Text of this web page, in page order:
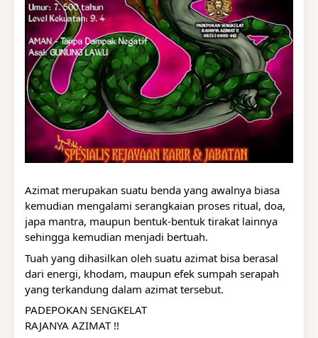
Azimat merupakan suatu benda yang awalnya biasa
kemudian mengalami serangkaian proses ritual, doa,
japa mantra, maupun bentuk-bentuk tirakat lainnya
sehingga kemudian menjadi bertuah.
Tuah yang dihasilkan oleh suatu azimat bisa berasal
dari energi, khodam, maupun efek sumpah serapah
yang terkandung dalam azimat tersebut.
PADEPOKAN SENGKELAT
RAJANYA AZIMAT !!